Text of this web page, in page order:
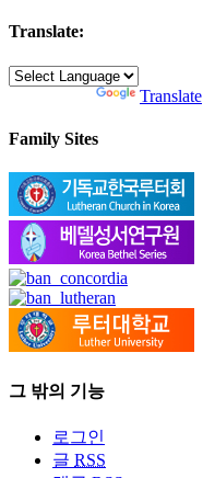
Translate:
Translate
Family Sites
그 밖의 기능
로그인
글 RSS